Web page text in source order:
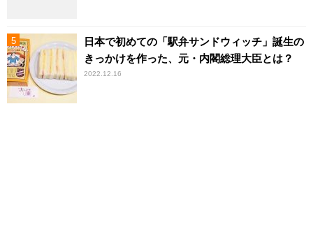
日本で初めての「駅弁サンドウィッチ」誕生の
きっかけを作った、元・内閣総理大臣とは？
2022.12.16